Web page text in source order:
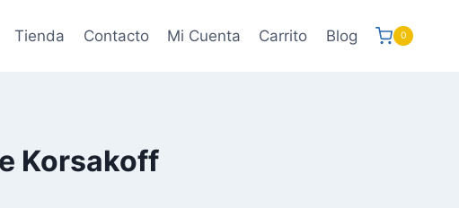
Tienda Contacto Mi Cuenta Carrito Blog 0
Korsakoff